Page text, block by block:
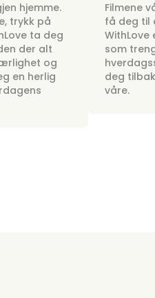
hjemme.
trykk på
ta deg
der alt
og
en herlig
Filmene
få deg til
WithLove
som
deg
våre.